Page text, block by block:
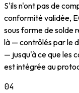
S'ils n'ont pas de
conformité validée,
sous forme de solde
là — contrôlés par le
— jusqu'à ce que les
est intégrée au
04